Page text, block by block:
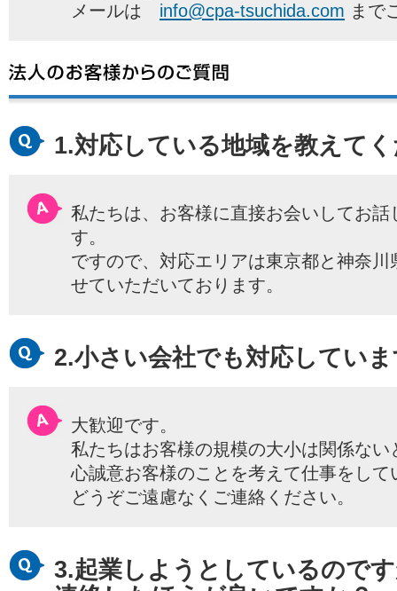
メールは info@cpa-tsuchida.com まで
1.対応している地域を教えて
私たちは、お客様に直接お会いしてお
す。
ですので、対応エリアは東京都と神奈
せていただいております。
2.小さい会社でも対応してい
大歓迎です。
私たちはお客様の規模の大小は関係な
心誠意お客様のことを考えて仕事をして
どうぞご遠慮なくご連絡ください。
3.起業しようとしているので